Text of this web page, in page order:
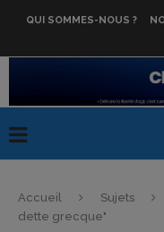
QUI SOMMES-NOUS ?
Accueil Sujets
dette grecque"